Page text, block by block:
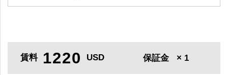
賃料 1220 USD 保証金 × 1